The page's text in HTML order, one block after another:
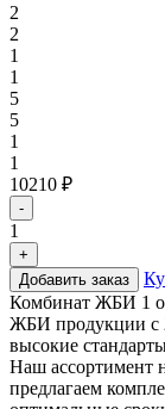
2
2
1
1
5
5
1
1
10210 ₽
-
1
+
Добавить заказ
Комбинат ЖБИ 1
ЖБИ продукции с
высокие
Наш ассортимент
предлагаем